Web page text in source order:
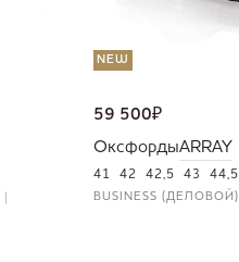
NEW
59 500₽
ОксфордыARRAY
41 42 42,5 43 44,5
BUSINESS (ДЕЛОВОЙ)